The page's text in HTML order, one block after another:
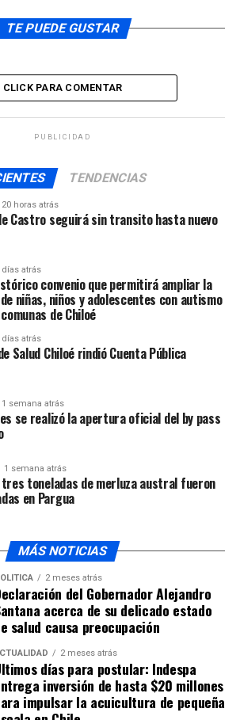
afecta al sector Pudeto
pescador desaparecido tras
TE PUEDE GUSTAR
CLICK PARA COMENTAR
PUBLICIDAD
TENDENCIAS
20 horas atrás
Castro seguirá sin transito hasta nuevo
días atrás
convenio que permitirá ampliar la
niñas, niños y adolescentes con autismo
de Chiloé
días atrás
Salud Chiloé rindió Cuenta Pública
1 semana atrás
se realizó la apertura oficial del by pass
1 semana atrás
toneladas de merluza austral fueron
en Pargua
MÁS NOTICIAS
2 meses atrás
del Gobernador Alejandro
acerca de su delicado estado
salud causa preocupación
2 meses atrás
días para postular: Indespa
inversión de hasta $20 millones
impulsar la acuicultura de pequeña